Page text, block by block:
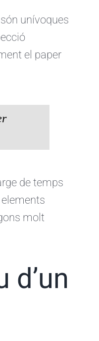
unívoques
el paper
de temps
molt
d’un